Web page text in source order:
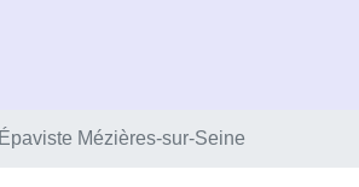
Épaviste Mézières-sur-Seine